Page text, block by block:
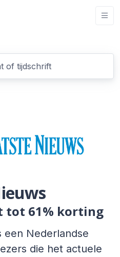
tot 61% korting
een Nederlandse
die het actuele